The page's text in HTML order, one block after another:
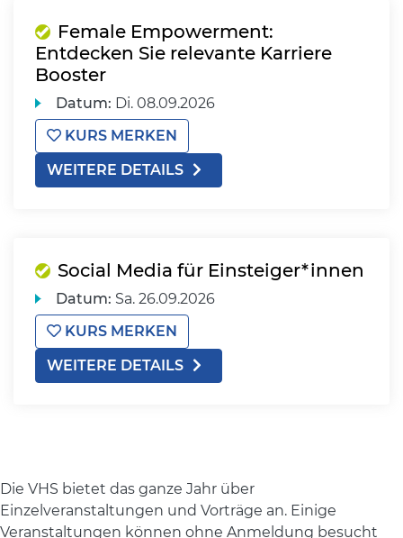
Female Empowerment:
Entdecken Sie relevante Karriere
Booster
Datum: Di. 08.09.2026
KURS MERKEN
WEITERE DETAILS
Social Media für Einsteiger*innen
Datum: Sa. 26.09.2026
KURS MERKEN
WEITERE DETAILS
Die VHS bietet das ganze Jahr über
Einzelveranstaltungen und Vorträge an. Einige
Veranstaltungen können ohne Anmeldung besucht